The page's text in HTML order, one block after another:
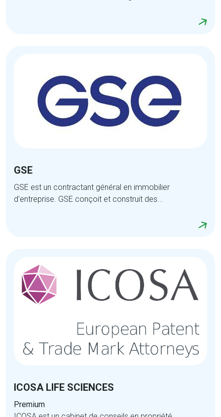
GSE
GSE est un contractant général en immobilier
d'entreprise. GSE conçoit et construit des...
ICOSA LIFE SCIENCES
Premium